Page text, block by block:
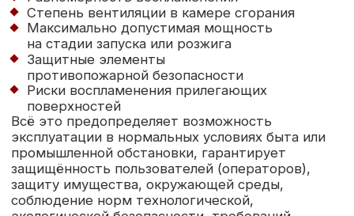
испытательной лаборатории проводятся
соответствующие исследования. После
получения необходимых заключений орган
сертификации принимает решение
о безопасности и допустимости выпуска
на рынок такой аппаратуры
3С — исследовательская схема, которая
зачастую применяется для партии товара.
Сертификация проводится на основании
заключения о качественных
характеристиках отобранного
промышленного образца
4С — схема, которая предусматривает
оценку безопасности и экологичности
единичного изделия, предъявленного
к освидетельствованию в испытательную
лабораторию. Заключение даётся с учётом
его характеристик и эксплуатационного
функционала